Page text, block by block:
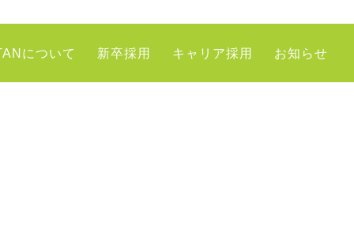
について 新卒採用 キャリア採用 お知らせ